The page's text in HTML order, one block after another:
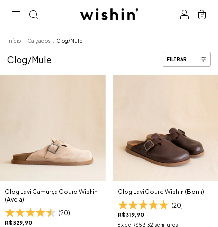
0
Início Calçados Clog/Mule
Clog/Mule FILTRAR
Clog Lavi Camurça Couro Wishin
(Aveia)
(20)
R$329,90
Clog Lavi Couro Wishin (Bonn)
(20)
R$319,90
6 x de R$53,32 sem juros